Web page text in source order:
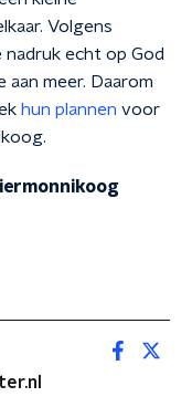
Volgens
echt op God
meer. Daarom
hun plannen voor